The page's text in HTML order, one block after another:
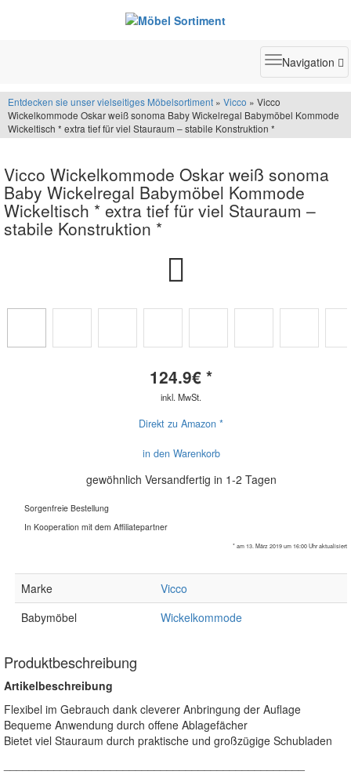
Toggle
Navigation
Entdecken sie unser vielseitiges Möbelsortiment » Vicco » Vicco
Wickelkommode Oskar weiß sonoma Baby Wickelregal Babymöbel Kommode
Wickeltisch * extra tief für viel Stauraum – stabile Konstruktion *
Vicco Wickelkommode Oskar weiß sonoma
Baby Wickelregal Babymöbel Kommode
Wickeltisch * extra tief für viel Stauraum –
stabile Konstruktion *
124.9€ *
inkl. MwSt.
Direkt zu Amazon *
in den Warenkorb
gewöhnlich Versandfertig in 1-2 Tagen
Sorgenfreie Bestellung
In Kooperation mit dem Affiliatepartner
* am 13. März 2019 um 16:00 Uhr aktualisiert
Marke
Vicco
Babymöbel
Wickelkommode
Produktbeschreibung
Artikelbeschreibung
Flexibel im Gebrauch dank cleverer Anbringung der Auflage
Bequeme Anwendung durch offene Ablagefächer
Bietet viel Stauraum durch praktische und großzügige Schubladen